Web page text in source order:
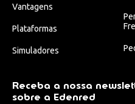
Vantagens
Plataformas
Simuladores
Receba a nossa
sobre a Edenred